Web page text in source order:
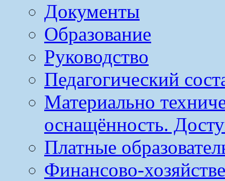
Документы
Образование
Руководство
Педагогический
Материально
оснащённость.
Платные
Финансово-